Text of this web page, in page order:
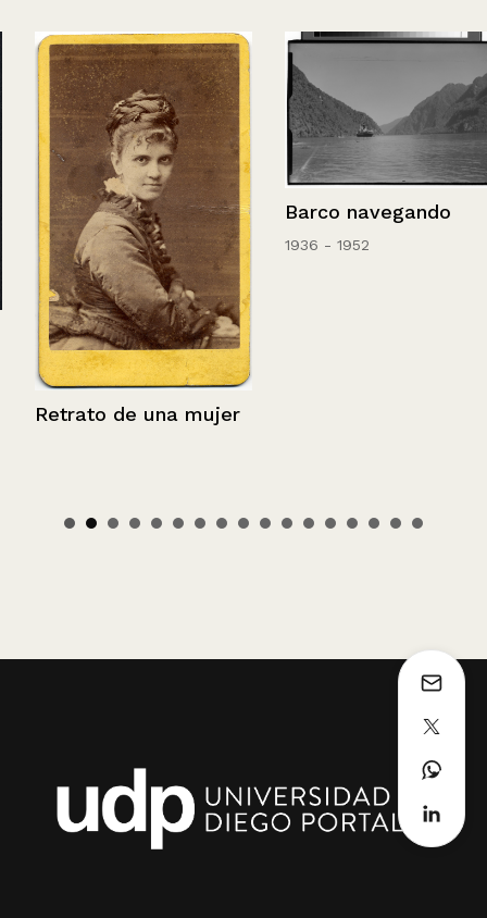
Retrato de una mujer
Barco navegando
1936 - 1952